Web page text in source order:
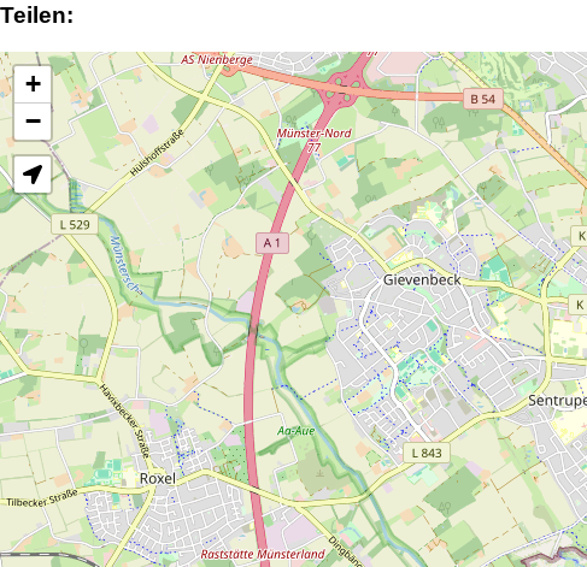
Teilen:
+
−